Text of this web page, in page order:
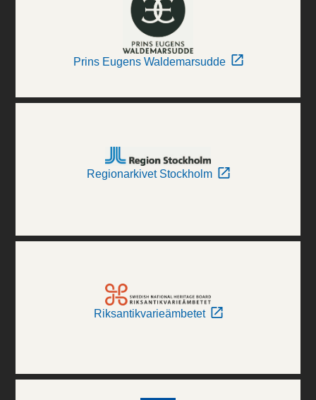
Prins Eugens Waldemarsudde
Regionarkivet Stockholm
Riksantikvarieämbetet